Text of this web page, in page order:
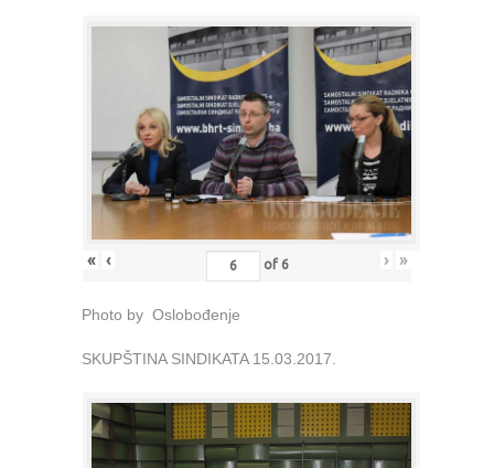
« ‹ of 6 › »
Photo by Oslobođenje
SKUPŠTINA SINDIKATA 15.03.2017.